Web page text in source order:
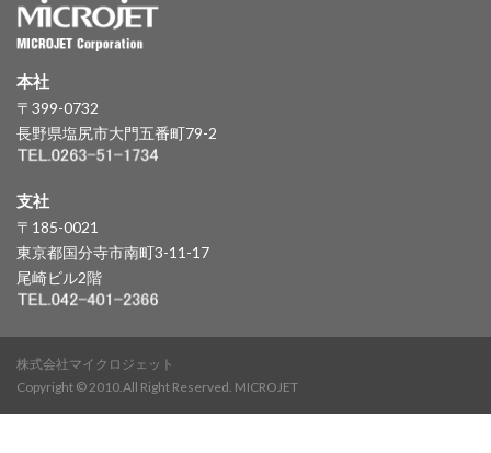
本社
〒399-0732
長野県塩尻市大門五番町79-2
支社
〒185-0021
東京都国分寺市南町3-11-17
尾崎ビル2階
株式会社マイクロジェット
Copyright © 2010.All Right Reserved. MICROJET